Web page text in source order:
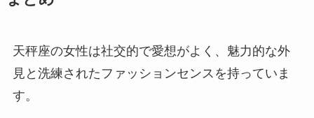
天秤座の女性は社交的で愛想がよく、魅力的な外
見と洗練されたファッションセンスを持っていま
す。